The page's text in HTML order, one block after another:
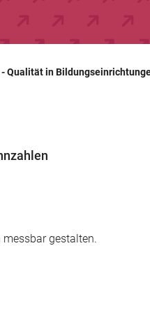
Qualität in
gestalten.